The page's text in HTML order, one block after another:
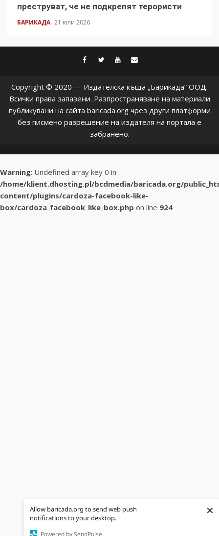
Allow baricada.org to send web push
notifications to your desktop.
Powered by SendPulse
×
преструват, че не подкрепят терористи
БАРИКАДА 21 юли 2026
facebook
twitter
youtube
Copyright © 2020 — Издателска къща „Барикада” ООД.
Всички права запазени. Разпространяване на материали
публикувани на сайта baricada.org чрез други платформи
без писмено разрешение на издателя на портала е
забранено.
Warning: Undefined array key 0 in
/home/klient.dhosting.pl/bcdmedia/baricada.org/
content/plugins/cardoza-facebook-like-
box/cardoza_facebook_like_box.php on line 924